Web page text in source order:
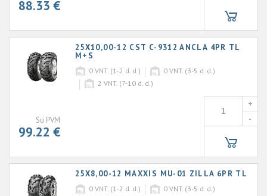
88.33 €
25X10,00-12 CST C-9312 ANCLA 4PR TL
M+S
0 VNT. (1-2 d. d.) 0 VNT. (3-5 d. d.)
2 VNT. (7-10 d. d.)
Su PVM
99.22 €
+
-
25X8,00-12 MAXXIS MU-01 ZILLA 6PR TL
0 VNT. (1-2 d. d.) 0 VNT. (3-5 d. d.)